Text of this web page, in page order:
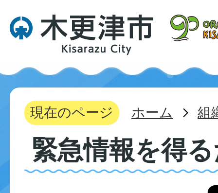
現在のページ ホーム 組
緊急情報を得